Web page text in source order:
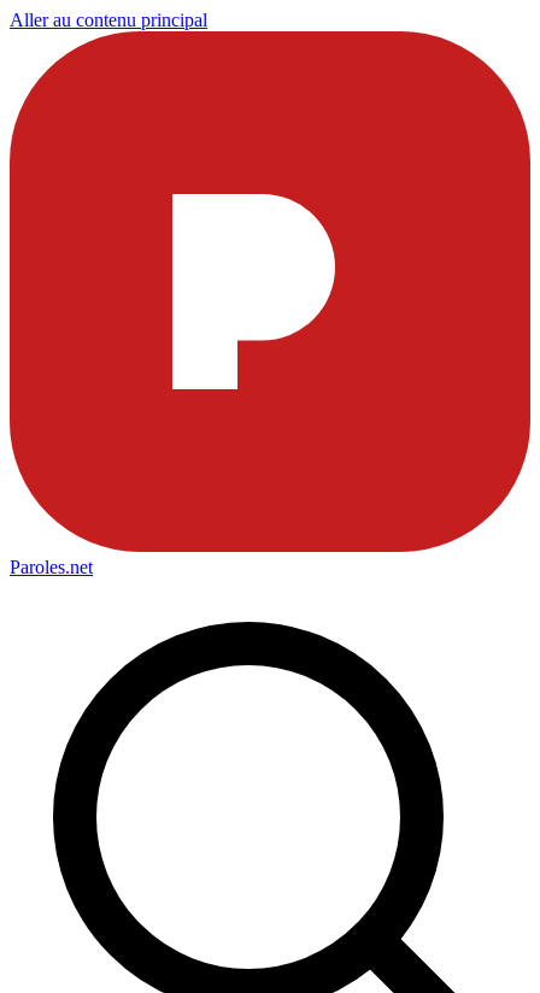
Aller au contenu principal
Paroles.net